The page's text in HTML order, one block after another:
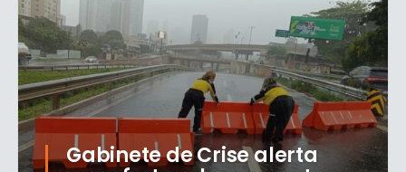
Gabinete de Crise alerta